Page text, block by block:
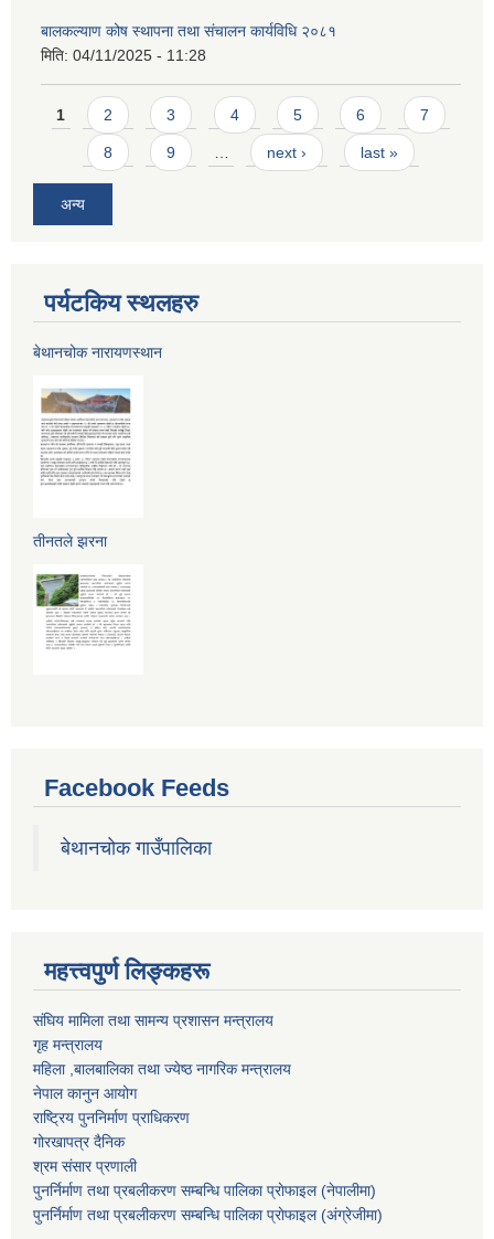
बालकल्याण कोष स्थापना तथा संचालन कार्यविधि २०८१
मिति: 04/11/2025 - 11:28
Pages
1 2 3 4 5 6 7
8 9 … next › last »
अन्य
पर्यटकिय स्थलहरु
बेथानचोक नारायणस्थान
तीनतले झरना
Facebook Feeds
बेथानचोक गाउँपालिका
महत्त्वपुर्ण लिङ्कहरू
संघिय मामिला तथा सामन्य प्रशासन मन्त्रालय
गृह मन्त्रालय
महिला ,बालबालिका तथा ज्येष्ठ नागरिक मन्त्रालय
नेपाल कानुन आयोग
राष्ट्रिय पुननिर्माण प्राधिकरण
गोरखापत्र दैनिक
श्रम संसार प्रणाली
पुनर्निर्माण तथा प्रबलीकरण सम्बन्धि पालिका प्राेफाइल (नेपालीमा)
पुनर्निर्माण तथा प्रबलीकरण सम्बन्धि पालिका प्राेफाइल(अंग्रेजीमा)